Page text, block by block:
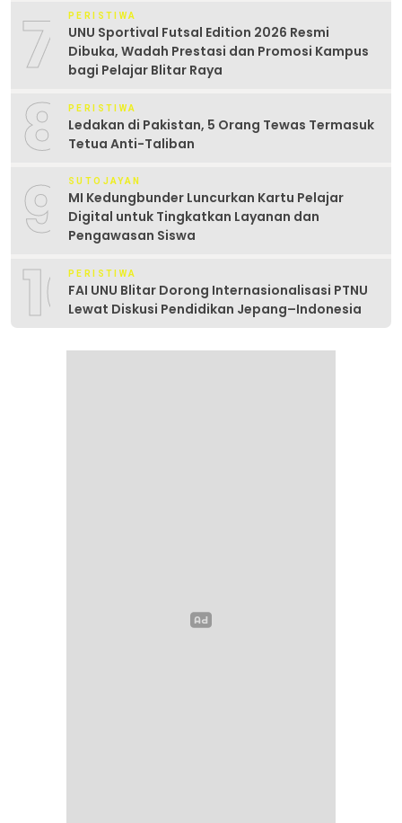
7 PERISTIWA
UNU Sportival Futsal Edition 2026 Resmi
Dibuka, Wadah Prestasi dan Promosi Kampus
bagi Pelajar Blitar Raya
8 PERISTIWA
Ledakan di Pakistan, 5 Orang Tewas Termasuk
Tetua Anti-Taliban
9 SUTOJAYAN
MI Kedungbunder Luncurkan Kartu Pelajar
Digital untuk Tingkatkan Layanan dan
Pengawasan Siswa
10PERISTIWA
FAI UNU Blitar Dorong Internasionalisasi PTNU
Lewat Diskusi Pendidikan Jepang–Indonesia